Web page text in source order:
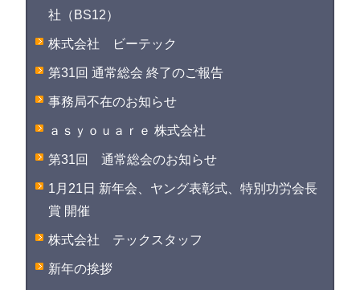
社（BS12）
株式会社 ビーテック
第31回 通常総会 終了のご報告
事務局不在のお知らせ
ａｓｙｏｕａｒｅ 株式会社
第31回 通常総会のお知らせ
1月21日 新年会、ヤング表彰式、特別功労会長
賞 開催
株式会社 テックスタッフ
新年の挨拶